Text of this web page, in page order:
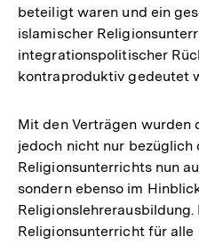
beteiligt waren und ein
islamischer
integrationspolitischer
kontraproduktiv gedeutet
Mit den Verträgen wurden
jedoch nicht nur bezüglich
Religionsunterrichts nun
sondern ebenso im
Religionsunterricht für alle